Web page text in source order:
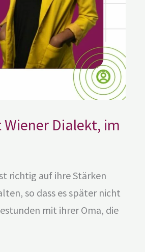
Dialekt, im
richtig auf ihre Stärken
so dass es später nicht
mit ihrer Oma, die